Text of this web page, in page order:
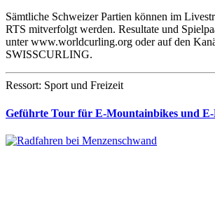
Sämtliche Schweizer Partien können im
RTS mitverfolgt werden. Resultate und
unter www.worldcurling.org oder auf den
SWISSCURLING.
Ressort: Sport und Freizeit
Geführte Tour für E-Mountainbikes und